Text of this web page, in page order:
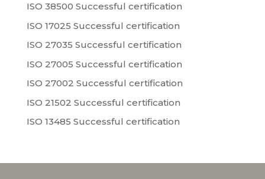
ISO 38500 Successful certification
ISO 17025 Successful certification
ISO 27035 Successful certification
ISO 27005 Successful certification
ISO 27002 Successful certification
ISO 21502 Successful certification
ISO 13485 Successful certification